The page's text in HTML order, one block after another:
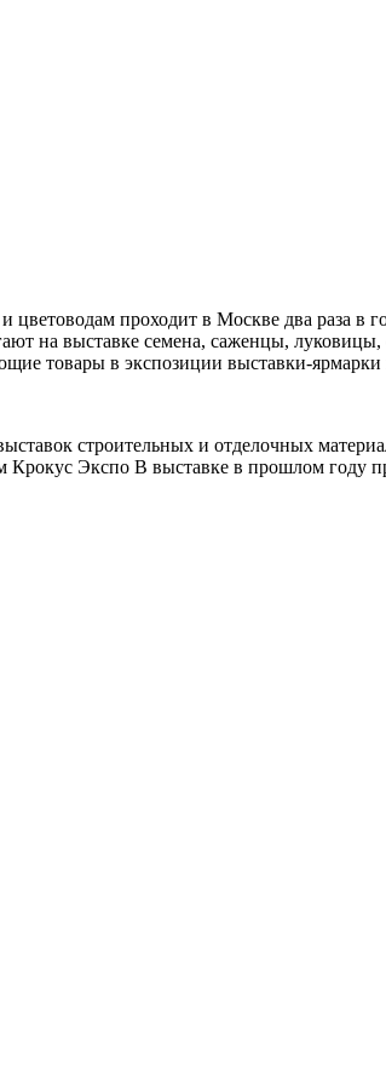
цветоводам проходит в Москве два
на выставке семена, саженцы,
товары в экспозиции выставки-
строительных и отделочных
Крокус Экспо В выставке в прошлом году